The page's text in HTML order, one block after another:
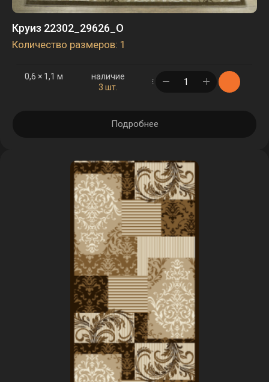
Круиз 22302_29626_O
Количество размеров: 1
0,6 × 1,1 м
наличие
3 шт.
в корзине
Подробнее